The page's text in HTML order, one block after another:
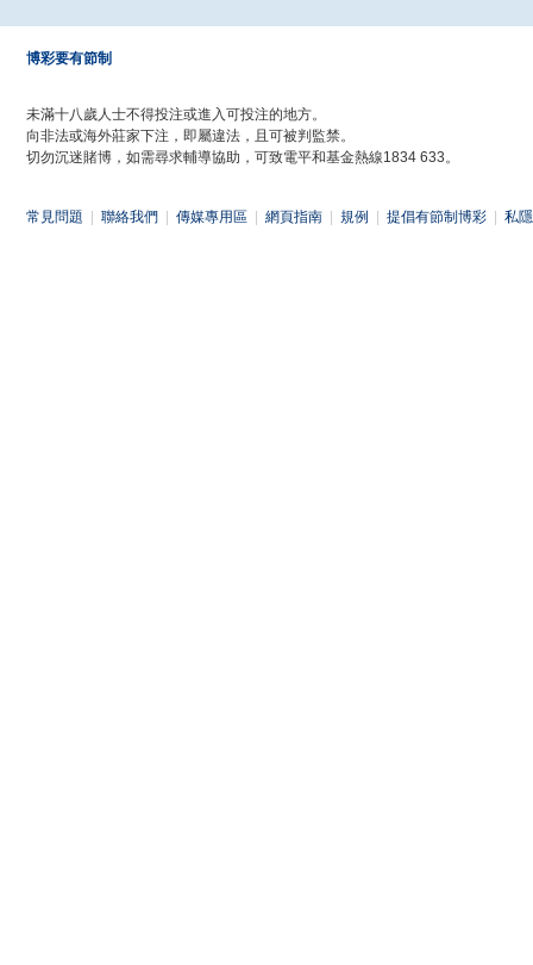
博彩要有節制
未滿十八歲人士不得投注或進入可投注的地方。
向非法或海外莊家下注，即屬違法，且可被判監禁。
切勿沉迷賭博，如需尋求輔導協助，可致電平和基金熱線1834 633。
常見問題 聯絡我們 傳媒專用區 網頁指南 規例 提倡有節制博彩 私